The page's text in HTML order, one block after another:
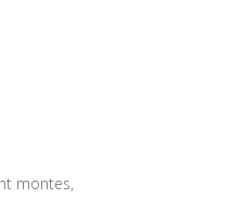
montes,